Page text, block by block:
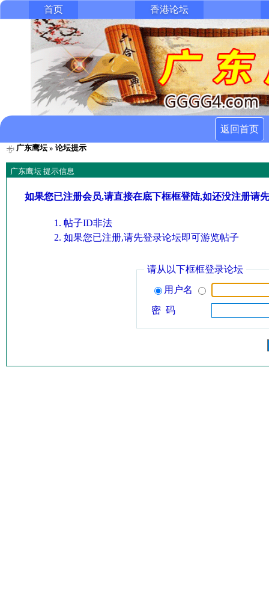
首页 香港论坛
返回首页
广东鹰坛» 论坛提示
广东鹰坛 提示信息
如果您已注册会员,请直接在底下框框登陆,如还没注册请
帖子ID非法
如果您已注册,请先登录论坛即可游览帖子
请从以下框框登录论坛
用户名
密 码